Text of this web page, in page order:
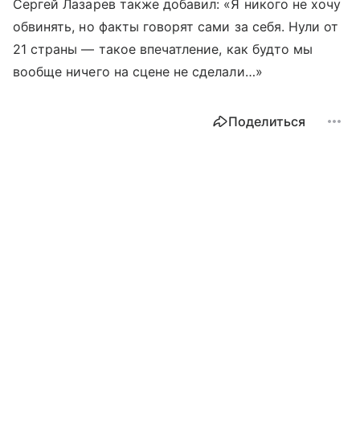
Сергей Лазарев также добавил: «Я никого не хочу
обвинять, но факты говорят сами за себя. Нули от
21 страны— такое впечатление, как будто мы
вообще ничего на сцене не сделали…»
Поделиться